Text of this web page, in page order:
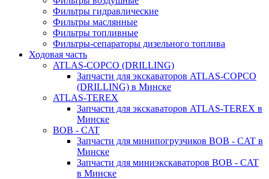
Фильтры гидравлические
Фильтры маслянные
Фильтры топливные
Фильтры-сепараторы дизельного топлива
Ходовая часть
ATLAS-COPCO (DRILLING)
Запчасти для экскаваторов ATLAS-COPCO
(DRILLING) в Минске
ATLAS-TEREX
Запчасти для экскаваторов ATLAS-TEREX в
Минске
BOB - CAT
Запчасти для минипогрузчиков BOB - CAT в
Минске
Запчасти для миниэкскаваторов BOB - CAT
в Минске